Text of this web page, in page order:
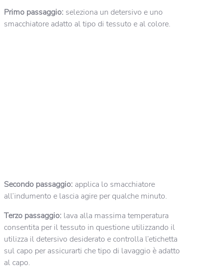
Primo passaggio: seleziona un detersivo e uno
smacchiatore adatto al tipo di tessuto e al colore.
Secondo passaggio: applica lo smacchiatore
all’indumento e lascia agire per qualche minuto.
Terzo passaggio: lava alla massima temperatura
consentita per il tessuto in questione utilizzando il
utilizza il detersivo desiderato e controlla l’etichetta
sul capo per assicurarti che tipo di lavaggio è adatto
al capo.